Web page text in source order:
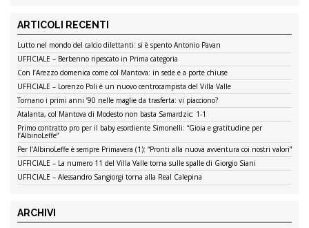
ARTICOLI RECENTI
Lutto nel mondo del calcio dilettanti: si è spento Antonio Pavan
UFFICIALE – Berbenno ripescato in Prima categoria
Con l’Arezzo domenica come col Mantova: in sede e a porte chiuse
UFFICIALE – Lorenzo Poli è un nuovo centrocampista del Villa Valle
Tornano i primi anni ’90 nelle maglie da trasferta: vi piacciono?
Atalanta, col Mantova di Modesto non basta Samardzic: 1-1
Primo contratto pro per il baby esordiente Simonelli: “Gioia e gratitudine per
l’AlbinoLeffe”
Per l’AlbinoLeffe è sempre Primavera (1): “Pronti alla nuova avventura coi nostri valori”
UFFICIALE – La numero 11 del Villa Valle torna sulle spalle di Giorgio Siani
UFFICIALE – Alessandro Sangiorgi torna alla Real Calepina
ARCHIVI